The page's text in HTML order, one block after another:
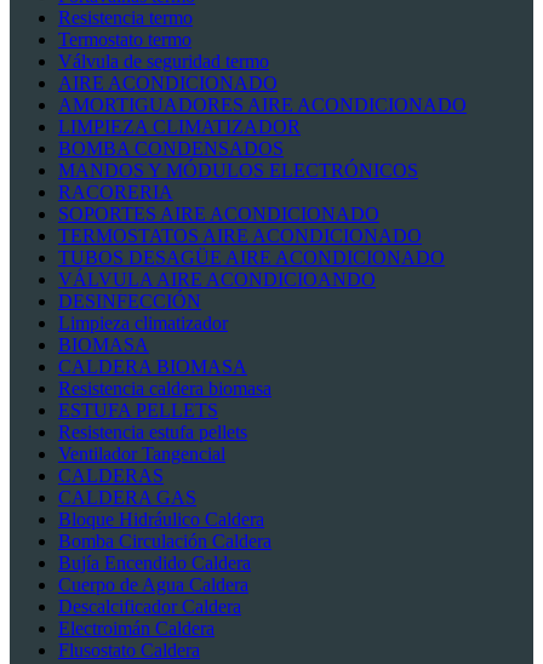
Resistencia termo
Termostato termo
Válvula de seguridad termo
AIRE ACONDICIONADO
AMORTIGUADORES AIRE ACONDICIONADO
LIMPIEZA CLIMATIZADOR
BOMBA CONDENSADOS
MANDOS Y MÓDULOS ELECTRÓNICOS
RACORERIA
SOPORTES AIRE ACONDICIONADO
TERMOSTATOS AIRE ACONDICIONADO
TUBOS DESAGÜE AIRE ACONDICIONADO
VÁLVULA AIRE ACONDICIOANDO
DESINFECCIÓN
Limpieza climatizador
BIOMASA
CALDERA BIOMASA
Resistencia caldera biomasa
ESTUFA PELLETS
Resistencia estufa pellets
Ventilador Tangencial
CALDERAS
CALDERA GAS
Bloque Hidráulico Caldera
Bomba Circulación Caldera
Bujía Encendido Caldera
Cuerpo de Agua Caldera
Descalcificador Caldera
Electroimán Caldera
Flusostato Caldera